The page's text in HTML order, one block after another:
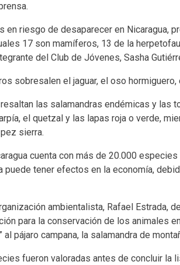
en riesgo de desaparecer en Nicaragua,
17 son mamíferos, 13 de la
del Club de Jóvenes, Sasha
sobresalen el jaguar, el oso
resaltan las salamandras endémicas y las
el quetzal y las lapas roja o verde,
sierra.
cuenta con más de 20.000
puede tener efectos en la economía,
ambientalista, Rafael Estrada,
para la conservación de los animales
al pájaro campana, la salamandra de
fueron valoradas antes de concluir la